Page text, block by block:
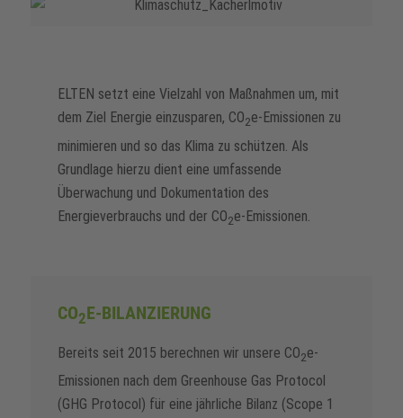
ELTEN setzt eine Vielzahl von Maßnahmen um, mit
dem Ziel Energie einzusparen, CO2e-Emissionen zu
minimieren und so das Klima zu schützen. Als
Grundlage hierzu dient eine umfassende
Überwachung und Dokumentation des
Energieverbrauchs und der CO2e-Emissionen.
CO2E-BILANZIERUNG
Bereits seit 2015 berechnen wir unsere CO2e-
Emissionen nach dem Greenhouse Gas Protocol
(GHG Protocol) für eine jährliche Bilanz (Scope 1